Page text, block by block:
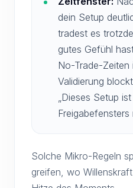
dein Setup
tradest es
gutes Gefühl
No-Trade-Zeiten
Validierung
„Dieses Setup
Freigabefensters
Solche Mikro-Regeln
greifen, wo